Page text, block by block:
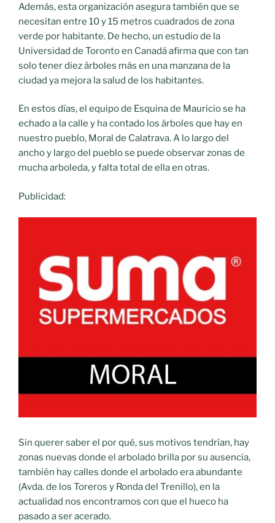
Además, esta organización asegura también que se
necesitan entre 10 y 15 metros cuadrados de zona
verde por habitante. De hecho, un estudio de la
Universidad de Toronto en Canadá afirma que con tan
solo tener diez árboles más en una manzana de la
ciudad ya mejora la salud de los habitantes.
En estos días, el equipo de Esquina de Mauricio se ha
echado a la calle y ha contado los árboles que hay en
nuestro pueblo, Moral de Calatrava. A lo largo del
ancho y largo del pueblo se puede observar zonas de
mucha arboleda, y falta total de ella en otras.
Publicidad:
Sin querer saber el por qué, sus motivos tendrían, hay
zonas nuevas donde el arbolado brilla por su ausencia,
también hay calles donde el arbolado era abundante
(Avda. de los Toreros y Ronda del Trenillo), en la
actualidad nos encontramos con que el hueco ha
pasado a ser acerado.